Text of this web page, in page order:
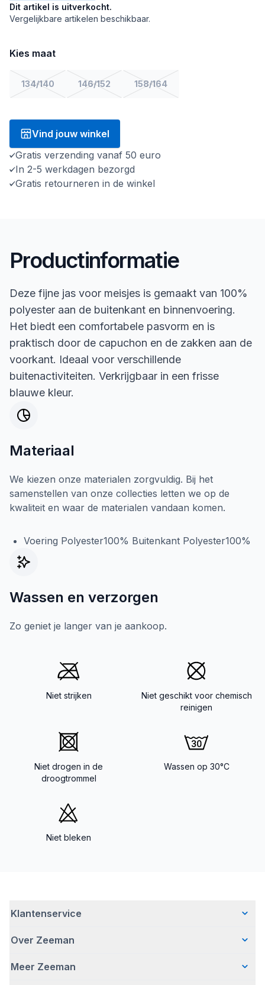
Dit artikel is uitverkocht.
Vergelijkbare artikelen beschikbaar.
Kies maat
134/140 146/152 158/164
Vind jouw winkel
Gratis verzending vanaf 50 euro
In 2-5 werkdagen bezorgd
Gratis retourneren in de winkel
Productinformatie
Deze fijne jas voor meisjes is gemaakt van 100%
polyester aan de buitenkant en binnenvoering.
Het biedt een comfortabele pasvorm en is
praktisch door de capuchon en de zakken aan de
voorkant. Ideaal voor verschillende
buitenactiviteiten. Verkrijgbaar in een frisse
blauwe kleur.
Materiaal
We kiezen onze materialen zorgvuldig. Bij het
samenstellen van onze collecties letten we op de
kwaliteit en waar de materialen vandaan komen.
Voering Polyester100% Buitenkant Polyester100%
Wassen en verzorgen
Zo geniet je langer van je aankoop.
Niet strijken
Niet geschikt voor chemisch
reinigen
Niet drogen in de
droogtrommel
Wassen op 30°C
Niet bleken
Klantenservice
Veelgestelde vragen
Bezorgen
Over Zeeman
Wie wij zijn
Meer Zeeman